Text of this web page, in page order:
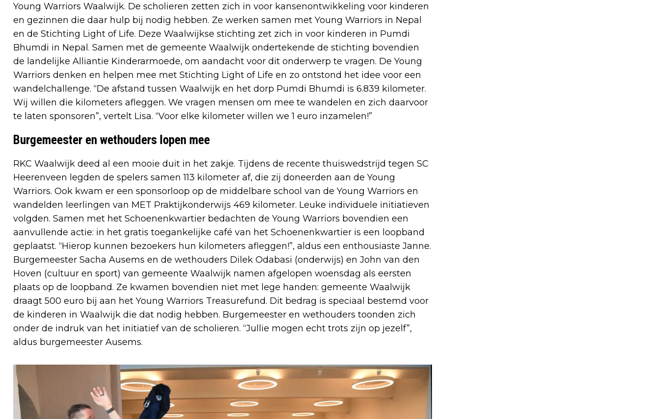
Young Warriors Waalwijk. De scholieren zetten zich in voor kansenontwikkeling voor kinderen
en gezinnen die daar hulp bij nodig hebben. Ze werken samen met Young Warriors in Nepal
en de Stichting Light of Life. Deze Waalwijkse stichting zet zich in voor kinderen in Pumdi
Bhumdi in Nepal. Samen met de gemeente Waalwijk ondertekende de stichting bovendien
de landelijke Alliantie Kinderarmoede, om aandacht voor dit onderwerp te vragen. De Young
Warriors denken en helpen mee met Stichting Light of Life en zo ontstond het idee voor een
wandelchallenge. “De afstand tussen Waalwijk en het dorp Pumdi Bhumdi is 6.839 kilometer.
Wij willen die kilometers afleggen. We vragen mensen om mee te wandelen en zich daarvoor
te laten sponsoren”, vertelt Lisa. “Voor elke kilometer willen we 1 euro inzamelen!”
Burgemeester en wethouders lopen mee
RKC Waalwijk deed al een mooie duit in het zakje. Tijdens de recente thuiswedstrijd tegen SC
Heerenveen legden de spelers samen 113 kilometer af, die zij doneerden aan de Young
Warriors. Ook kwam er een sponsorloop op de middelbare school van de Young Warriors en
wandelden leerlingen van MET Praktijkonderwijs 469 kilometer. Leuke individuele initiatieven
volgden. Samen met het Schoenenkwartier bedachten de Young Warriors bovendien een
aanvullende actie: in het gratis toegankelijke café van het Schoenenkwartier is een loopband
geplaatst. “Hierop kunnen bezoekers hun kilometers afleggen!”, aldus een enthousiaste Janne.
Burgemeester Sacha Ausems en de wethouders Dilek Odabasi (onderwijs) en John van den
Hoven (cultuur en sport) van gemeente Waalwijk namen afgelopen woensdag als eersten
plaats op de loopband. Ze kwamen bovendien niet met lege handen: gemeente Waalwijk
draagt 500 euro bij aan het Young Warriors Treasurefund. Dit bedrag is speciaal bestemd voor
de kinderen in Waalwijk die dat nodig hebben. Burgemeester en wethouders toonden zich
onder de indruk van het initiatief van de scholieren. “Jullie mogen echt trots zijn op jezelf”,
aldus burgemeester Ausems.